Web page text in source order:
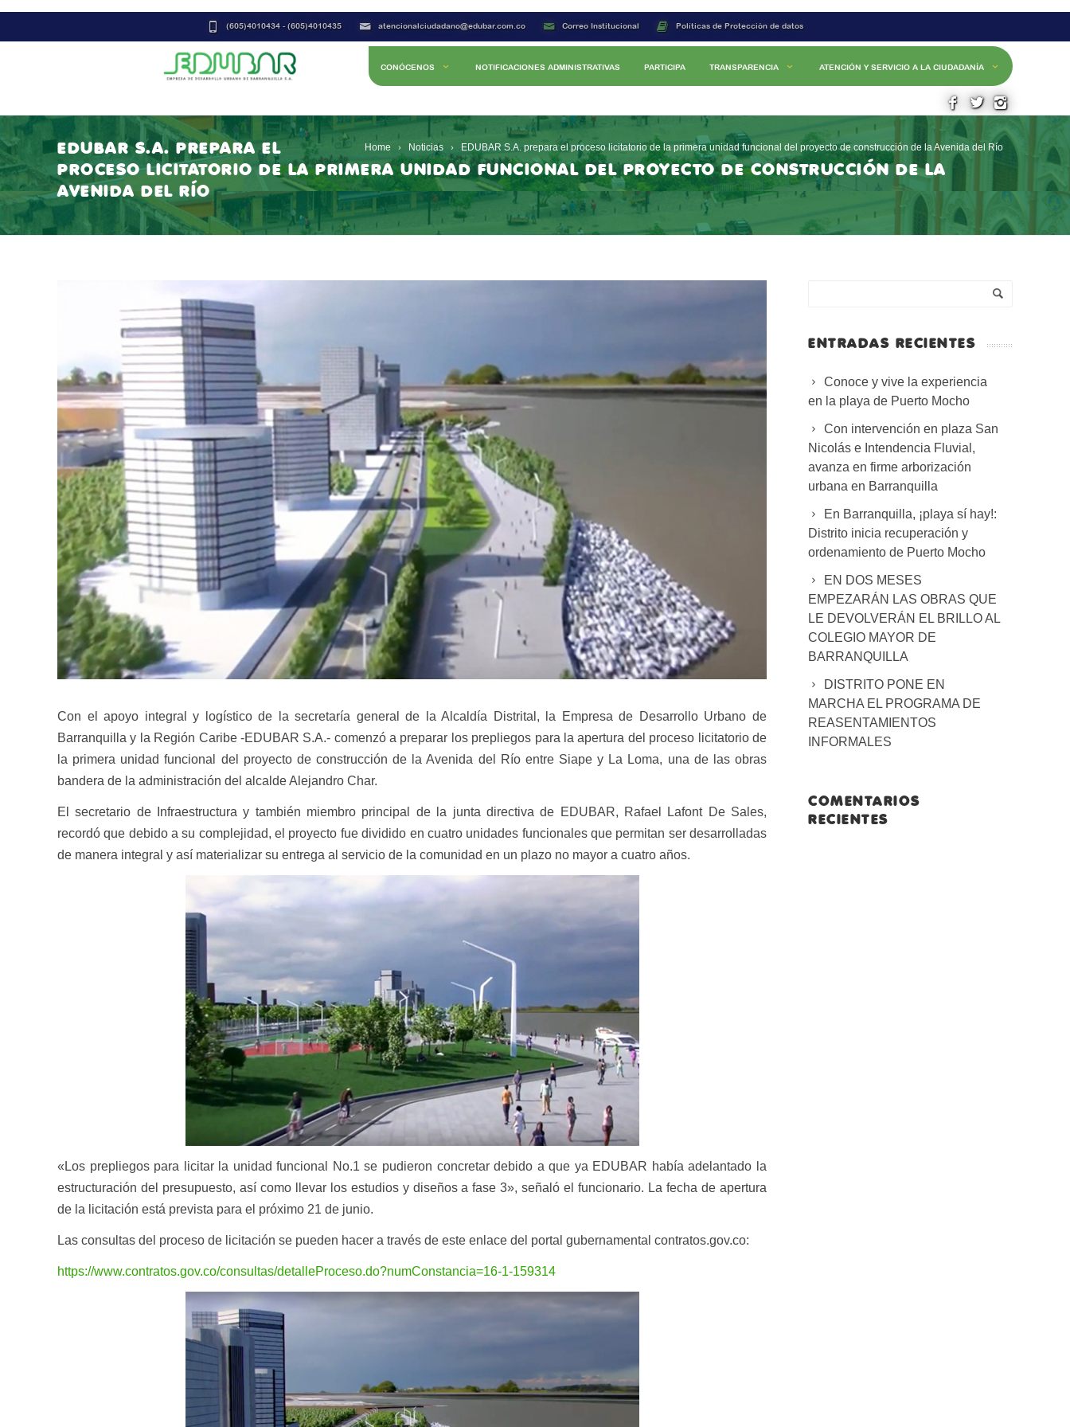
Políticas de Protección de datos
Correo Institucional
atencionalciudadano@edubar.com.co
(605)4010434 - (605)4010435
CONÓCENOS NOTIFICACIONES ADMINISTRATIVAS PARTICIPA TRANSPARENCIA ATENCIÓN Y SERVICIO A LA CIUDADANÍA
Home Noticias EDUBAR S.A. prepara el proceso licitatorio de la primera unidad funcional del proyecto de construcción de la Avenida del Río
EDUBAR S.A. PREPARA EL
PROCESO LICITATORIO DE LA PRIMERA UNIDAD FUNCIONAL DEL PROYECTO DE CONSTRUCCIÓN DE LA
AVENIDA DEL RÍO
Con el apoyo integral y logístico de la secretaría general de la Alcaldía Distrital, la Empresa de Desarrollo Urbano de
Barranquilla y la Región Caribe -EDUBAR S.A.- comenzó a preparar los prepliegos para la apertura del proceso licitatorio de
la primera unidad funcional del proyecto de construcción de la Avenida del Río entre Siape y La Loma, una de las obras
bandera de la administración del alcalde Alejandro Char.
El secretario de Infraestructura y también miembro principal de la junta directiva de EDUBAR, Rafael Lafont De Sales,
recordó que debido a su complejidad, el proyecto fue dividido en cuatro unidades funcionales que permitan ser desarrolladas
de manera integral y así materializar su entrega al servicio de la comunidad en un plazo no mayor a cuatro años.
«Los prepliegos para licitar la unidad funcional No.1 se pudieron concretar debido a que ya EDUBAR había adelantado la
estructuración del presupuesto, así como llevar los estudios y diseños a fase 3», señaló el funcionario. La fecha de apertura
de la licitación está prevista para el próximo 21 de junio.
Las consultas del proceso de licitación se pueden hacer a través de este enlace del portal gubernamental contratos.gov.co:
https://www.contratos.gov.co/consultas/detalleProceso.do?numConstancia=16-1-159314
ENTRADAS RECIENTES
Conoce y vive la experiencia
en la playa de Puerto Mocho
Con intervención en plaza San
Nicolás e Intendencia Fluvial,
avanza en firme arborización
urbana en Barranquilla
En Barranquilla, ¡playa sí hay!:
Distrito inicia recuperación y
ordenamiento de Puerto Mocho
EN DOS MESES
EMPEZARÁN LAS OBRAS QUE
LE DEVOLVERÁN EL BRILLO AL
COLEGIO MAYOR DE
BARRANQUILLA
DISTRITO PONE EN
MARCHA EL PROGRAMA DE
REASENTAMIENTOS
INFORMALES
COMENTARIOS
RECIENTES